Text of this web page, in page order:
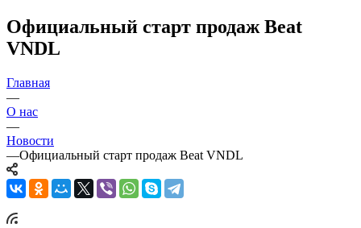
Официальный старт продаж Beat
VNDL
Главная
—
О нас
—
Новости
—Официальный старт продаж Beat VNDL